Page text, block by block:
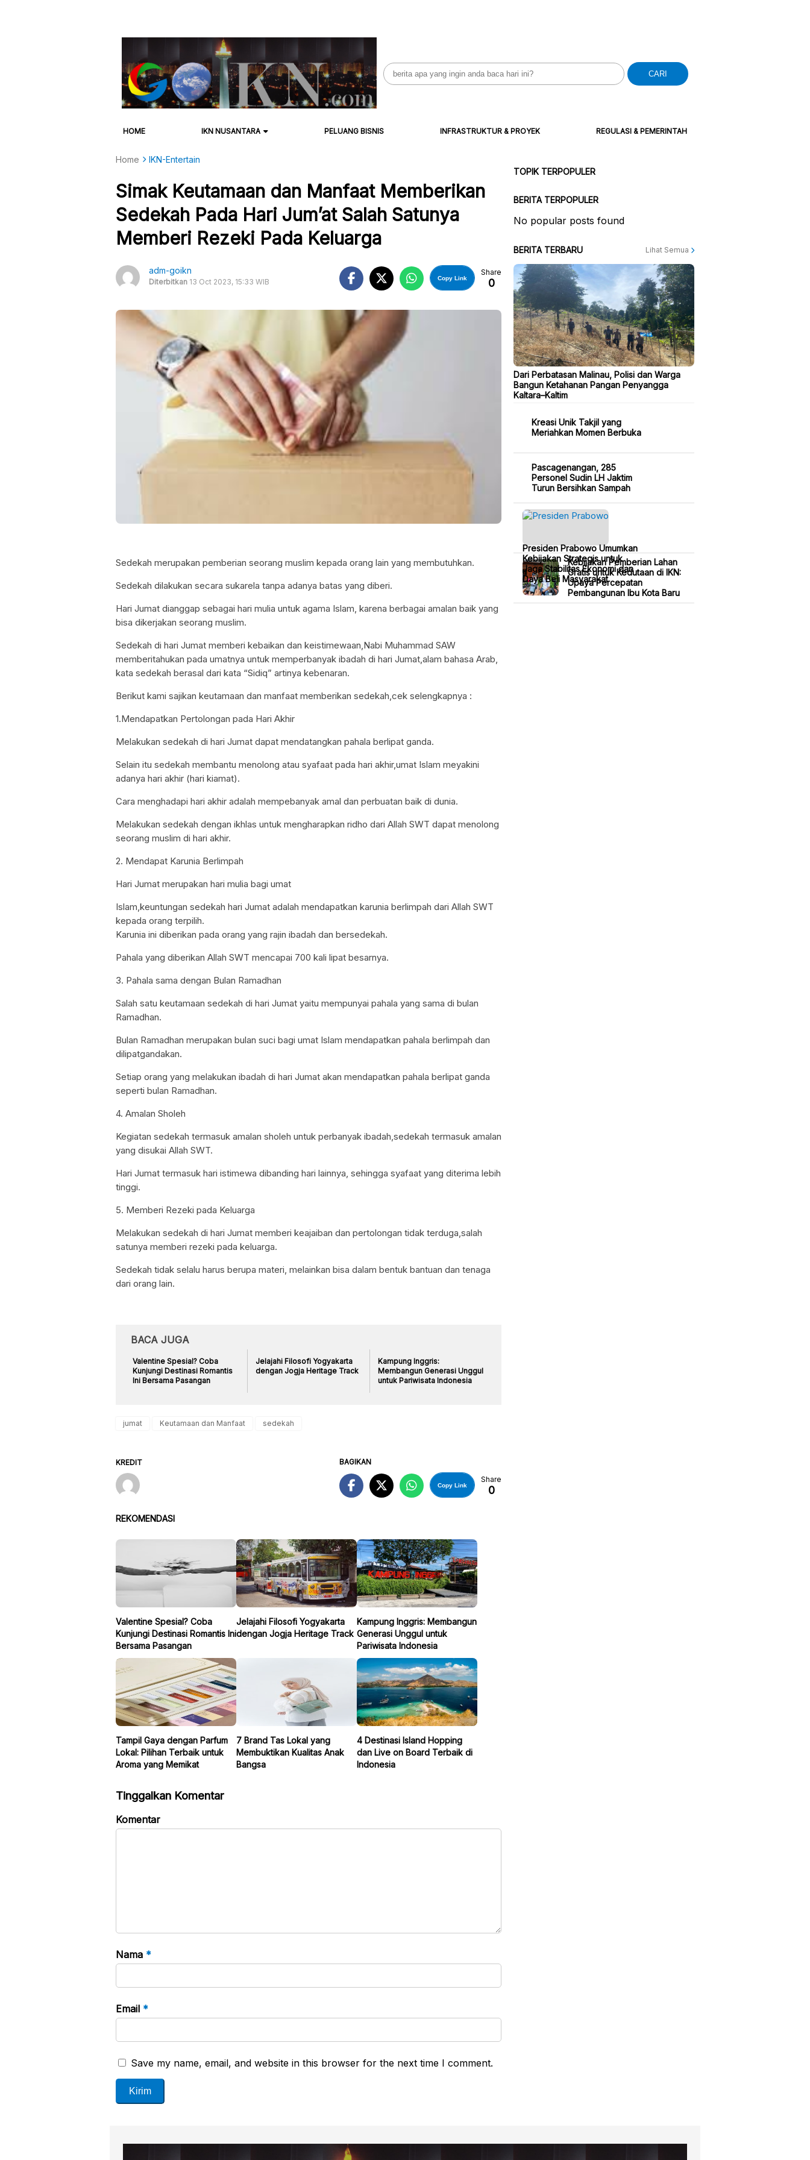
Search
for:
CARI
HOME IKN NUSANTARA PELUANG BISNIS INFRASTRUKTUR & PROYEK REGULASI & PEMERINTAH
Home IKN-Entertain
Simak Keutamaan dan Manfaat Memberikan
Sedekah Pada Hari Jum’at Salah Satunya
Memberi Rezeki Pada Keluarga
adm-goikn
Diterbitkan 13 Oct 2023, 15:33 WIB Copy Link
Share
0
Sedekah merupakan pemberian seorang muslim kepada orang lain yang membutuhkan.
Sedekah dilakukan secara sukarela tanpa adanya batas yang diberi.
Hari Jumat dianggap sebagai hari mulia untuk agama Islam, karena berbagai amalan baik yang
bisa dikerjakan seorang muslim.
Sedekah di hari Jumat memberi kebaikan dan keistimewaan,Nabi Muhammad SAW
memberitahukan pada umatnya untuk memperbanyak ibadah di hari Jumat,alam bahasa Arab,
kata sedekah berasal dari kata “Sidiq” artinya kebenaran.
Berikut kami sajikan keutamaan dan manfaat memberikan sedekah,cek selengkapnya :
1.Mendapatkan Pertolongan pada Hari Akhir
Melakukan sedekah di hari Jumat dapat mendatangkan pahala berlipat ganda.
Selain itu sedekah membantu menolong atau syafaat pada hari akhir,umat Islam meyakini
adanya hari akhir (hari kiamat).
Cara menghadapi hari akhir adalah mempebanyak amal dan perbuatan baik di dunia.
Melakukan sedekah dengan ikhlas untuk mengharapkan ridho dari Allah SWT dapat menolong
seorang muslim di hari akhir.
2. Mendapat Karunia Berlimpah
Hari Jumat merupakan hari mulia bagi umat
Islam,keuntungan sedekah hari Jumat adalah mendapatkan karunia berlimpah dari Allah SWT
kepada orang terpilih.
Karunia ini diberikan pada orang yang rajin ibadah dan bersedekah.
Pahala yang diberikan Allah SWT mencapai 700 kali lipat besarnya.
3. Pahala sama dengan Bulan Ramadhan
Salah satu keutamaan sedekah di hari Jumat yaitu mempunyai pahala yang sama di bulan
Ramadhan.
Bulan Ramadhan merupakan bulan suci bagi umat Islam mendapatkan pahala berlimpah dan
dilipatgandakan.
Setiap orang yang melakukan ibadah di hari Jumat akan mendapatkan pahala berlipat ganda
seperti bulan Ramadhan.
4. Amalan Sholeh
Kegiatan sedekah termasuk amalan sholeh untuk perbanyak ibadah,sedekah termasuk amalan
yang disukai Allah SWT.
Hari Jumat termasuk hari istimewa dibanding hari lainnya, sehingga syafaat yang diterima lebih
tinggi.
5. Memberi Rezeki pada Keluarga
Melakukan sedekah di hari Jumat memberi keajaiban dan pertolongan tidak terduga,salah
satunya memberi rezeki pada keluarga.
Sedekah tidak selalu harus berupa materi, melainkan bisa dalam bentuk bantuan dan tenaga
dari orang lain.
BACA JUGA
Valentine Spesial? Coba
Kunjungi Destinasi Romantis
Ini Bersama Pasangan
Jelajahi Filosofi Yogyakarta
dengan Jogja Heritage Track
Kampung Inggris:
Membangun Generasi Unggul
untuk Pariwisata Indonesia
jumat Keutamaan dan Manfaat sedekah
KREDIT BAGIKAN
Copy Link
Share
0
REKOMENDASI
Valentine Spesial? Coba
Kunjungi Destinasi Romantis Ini
Bersama Pasangan
Jelajahi Filosofi Yogyakarta
dengan Jogja Heritage Track
Kampung Inggris: Membangun
Generasi Unggul untuk
Pariwisata Indonesia
Tampil Gaya dengan Parfum
Lokal: Pilihan Terbaik untuk
Aroma yang Memikat
7 Brand Tas Lokal yang
Membuktikan Kualitas Anak
Bangsa
4 Destinasi Island Hopping
dan Live on Board Terbaik di
Indonesia
Tinggalkan Komentar
Komentar
Nama *
Email *
Save my name, email, and website in this browser for the next time I comment.
TOPIK TERPOPULER
BERITA TERPOPULER
No popular posts found
BERITA TERBARU Lihat Semua
Dari Perbatasan Malinau, Polisi dan Warga
Bangun Ketahanan Pangan Penyangga
Kaltara–Kaltim
Kreasi Unik Takjil yang
Meriahkan Momen Berbuka
Pascagenangan, 285
Personel Sudin LH Jaktim
Turun Bersihkan Sampah
Presiden Prabowo Umumkan
Kebijakan Strategis untuk
Jaga Stabilitas Ekonomi dan
Daya Beli Masyarakat
Kebijakan Pemberian Lahan
Gratis untuk Kedutaan di IKN:
Upaya Percepatan
Pembangunan Ibu Kota Baru